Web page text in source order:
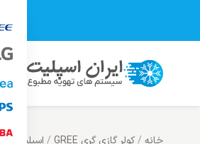
خانه /کولر گازی گری GREE / اسپلیت